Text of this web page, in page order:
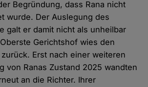
Begründung, dass Rana nicht
wurde. Der Auslegung des
galt er damit nicht als unheilbar
Gerichtshof wies den
Erst nach einer weiteren
von Ranas Zustand 2025 wandten
an die Richter. Ihrer